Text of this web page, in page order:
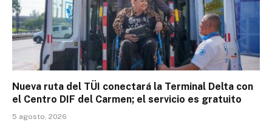
Nueva ruta del TÜI conectará la Terminal Delta con
el Centro DIF del Carmen; el servicio es gratuito
5 agosto, 2026